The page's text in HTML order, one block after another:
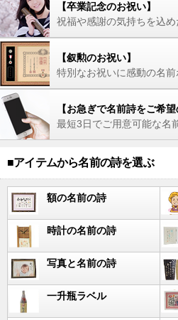
【卒業記念のお祝い】
祝福や感謝の気持ちを込
【叙勲のお祝い】
特別なお祝いに感動の名
【お急ぎで名前詩をご希望
最短3日でご用意可能な名
■アイテムから名前の詩を選ぶ
額の名前の詩
時計の名前の詩
写真と名前の詩
一升瓶ラベル